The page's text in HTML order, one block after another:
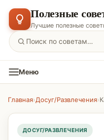
Полезные
Лучшие полезные
Меню
Главная›Досуг/Развлечения›
ДОСУГ/РАЗВЛЕЧЕНИЯ